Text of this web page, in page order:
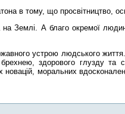
в тому, що просвітництво,
Землі. А благо окремої
устрою людського
здорового глузду та
новацій, моральних